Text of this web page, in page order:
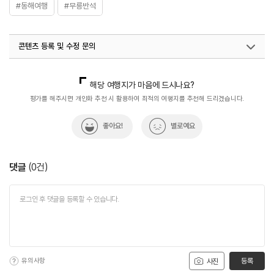
#동해여행 #무릉반석
콘텐츠 등록 및 수정 문의
해당 여행지가 마음에 드시나요?
평가를 해주시면 개인화 추천 시 활용하여 최적의 여행지를 추천해 드리겠습니다.
좋아요! 별로예요
댓글 (0건)
사진
유의사항 등록